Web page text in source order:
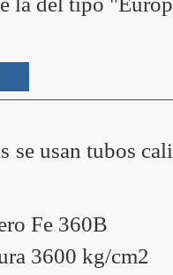
se usan tubos
Fe 360B
3600 kg/cm2